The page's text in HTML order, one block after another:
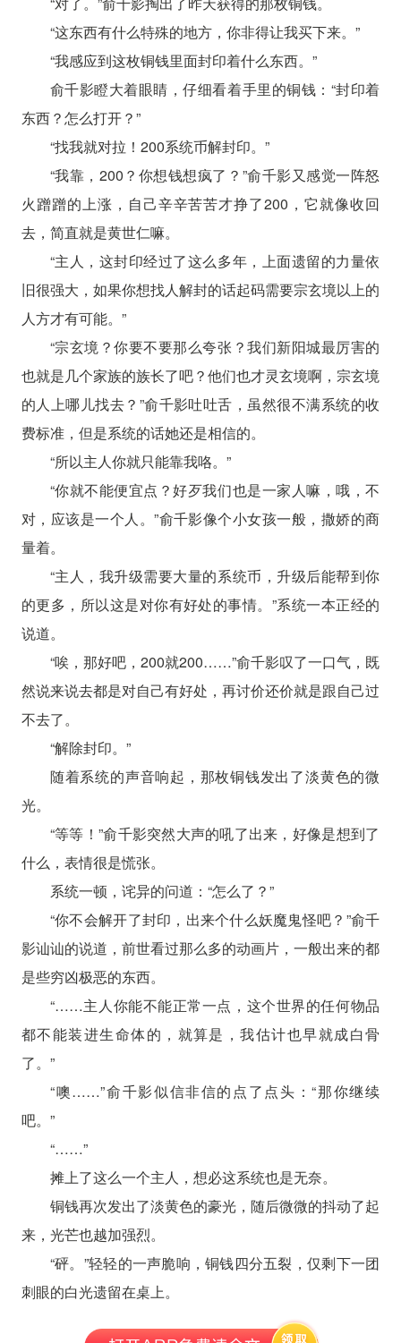
“这东西有什么特殊的地方，你非得让我买下来。”
“我感应到这枚铜钱里面封印着什么东西。”
俞千影瞪大着眼睛，仔细看着手里的铜钱：“封印着
东西？怎么打开？”
“找我就对拉！200系统币解封印。”
“我靠，200？你想钱想疯了？”俞千影又感觉一阵怒
火蹭蹭的上涨，自己辛辛苦苦才挣了200，它就像收回
去，简直就是黄世仁嘛。
“主人，这封印经过了这么多年，上面遗留的力量依
旧很强大，如果你想找人解封的话起码需要宗玄境以上的
人方才有可能。”
“宗玄境？你要不要那么夸张？我们新阳城最厉害的
也就是几个家族的族长了吧？他们也才灵玄境啊，宗玄境
的人上哪儿找去？”俞千影吐吐舌，虽然很不满系统的收
费标准，但是系统的话她还是相信的。
“所以主人你就只能靠我咯。”
“你就不能便宜点？好歹我们也是一家人嘛，哦，不
对，应该是一个人。”俞千影像个小女孩一般，撒娇的商
量着。
“主人，我升级需要大量的系统币，升级后能帮到你
的更多，所以这是对你有好处的事情。”系统一本正经的
说道。
“唉，那好吧，200就200……”俞千影叹了一口气，既
然说来说去都是对自己有好处，再讨价还价就是跟自己过
不去了。
“解除封印。”
随着系统的声音响起，那枚铜钱发出了淡黄色的微
光。
“等等！”俞千影突然大声的吼了出来，好像是想到了
什么，表情很是慌张。
系统一顿，诧异的问道：“怎么了？”
“你不会解开了封印，出来个什么妖魔鬼怪吧？”俞千
影讪讪的说道，前世看过那么多的动画片，一般出来的都
是些穷凶极恶的东西。
“……主人你能不能正常一点，这个世界的任何物品
都不能装进生命体的，就算是，我估计也早就成白骨
了。”
“噢……”俞千影似信非信的点了点头：“那你继续
吧。”
“……”
摊上了这么一个主人，想必这系统也是无奈。
铜钱再次发出了淡黄色的豪光，随后微微的抖动了起
来，光芒也越加强烈。
“砰。”轻轻的一声脆响，铜钱四分五裂，仅剩下一团
刺眼的白光遗留在桌上。